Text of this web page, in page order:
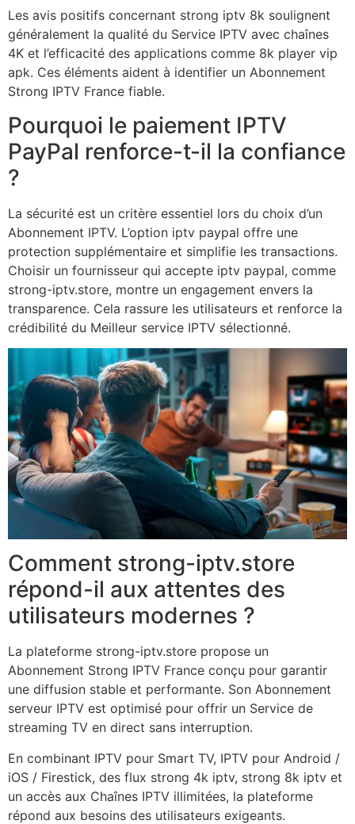
Les avis positifs concernant strong iptv 8k soulignent
généralement la qualité du Service IPTV avec chaînes
4K et l’efficacité des applications comme 8k player vip
apk. Ces éléments aident à identifier un Abonnement
Strong IPTV France fiable.
Pourquoi le paiement IPTV
PayPal renforce-t-il la confiance
?
La sécurité est un critère essentiel lors du choix d’un
Abonnement IPTV. L’option iptv paypal offre une
protection supplémentaire et simplifie les transactions.
Choisir un fournisseur qui accepte iptv paypal, comme
strong-iptv.store, montre un engagement envers la
transparence. Cela rassure les utilisateurs et renforce la
crédibilité du Meilleur service IPTV sélectionné.
Comment strong-iptv.store
répond-il aux attentes des
utilisateurs modernes ?
La plateforme strong-iptv.store propose un
Abonnement Strong IPTV France conçu pour garantir
une diffusion stable et performante. Son Abonnement
serveur IPTV est optimisé pour offrir un Service de
streaming TV en direct sans interruption.
En combinant IPTV pour Smart TV, IPTV pour Android /
iOS / Firestick, des flux strong 4k iptv, strong 8k iptv et
un accès aux Chaînes IPTV illimitées, la plateforme
répond aux besoins des utilisateurs exigeants.